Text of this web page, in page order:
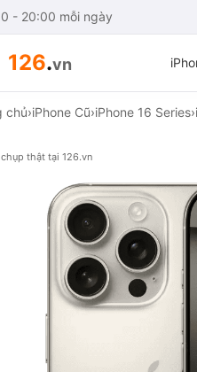
- 20:00 mỗi ngày
126.vn
chủ›iPhone Cũ›iPhone 16 Series›
thật tại 126.vn